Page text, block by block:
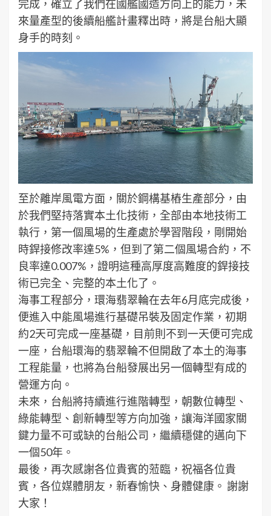
完成，確立了我們在國艦國造方向上的能力，未
來量產型的後續船艦計畫釋出時，將是台船大顯
身手的時刻。
至於離岸風電方面，關於鋼構基樁生產部分，由
於我們堅持落實本土化技術，全部由本地技術工
執行，第一個風場的生產處於學習階段，剛開始
時銲接修改率達5%，但到了第二個風場合約，不
良率達0.007%，證明這種高厚度高難度的銲接技
術已完全、完整的本土化了。
海事工程部分，環海翡翠輪在去年6月底完成後，
便進入中能風場進行基礎吊裝及固定作業，初期
約2天可完成一座基礎，目前則不到一天便可完成
一座，台船環海的翡翠輪不但開啟了本土的海事
工程能量，也將為台船發展出另一個轉型有成的
營運方向。
未來，台船將持續進行進階轉型，朝數位轉型、
綠能轉型、創新轉型等方向加強，讓海洋國家關
鍵力量不可或缺的台船公司，繼續穩健的邁向下
一個50年。
最後，再次感謝各位貴賓的蒞臨，祝福各位貴
賓，各位媒體朋友，新春愉快、身體健康。 謝謝
大家！